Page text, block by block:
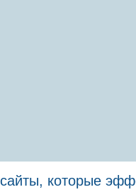
которые